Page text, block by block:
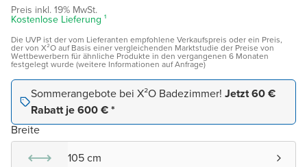
Preis inkl. 19% MwSt.
Kostenlose Lieferung ¹
Die UVP ist der vom Lieferanten empfohlene Verkaufspreis oder ein Preis,
der von X²O auf Basis einer vergleichenden Marktstudie der Preise von
Wettbewerbern für ähnliche Produkte in den vergangenen 6 Monaten
festgelegt wurde (weitere Informationen auf Anfrage)
Sommerangebote bei X²O Badezimmer! Jetzt 60 €
Rabatt je 600 € *
Breite
105 cm